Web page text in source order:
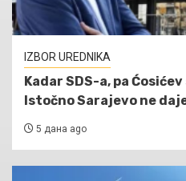
IZBOR UREDNIKA
Kadar SDS-a, pa
Istočno Sarajevo ne
5 дана ago